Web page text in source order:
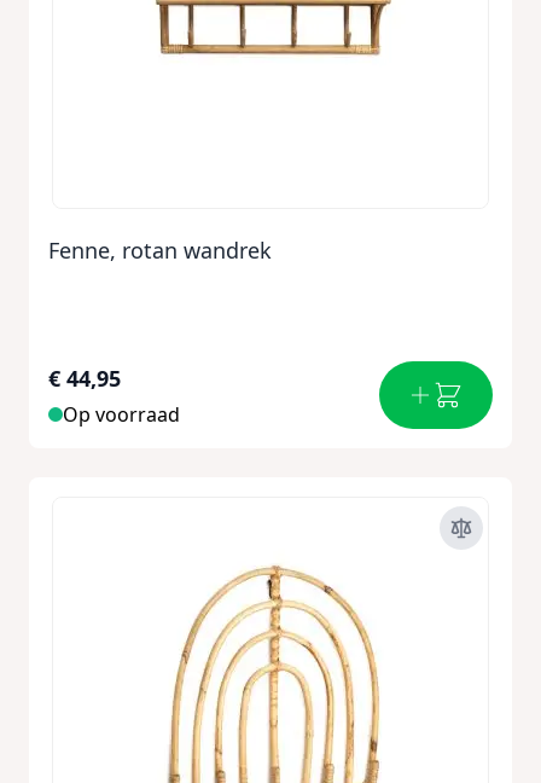
Fenne, rotan wandrek
€ 44,95
Op voorraad